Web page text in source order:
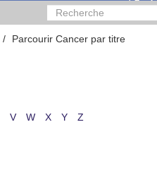
Parcourir Cancer par titre
V W X Y Z